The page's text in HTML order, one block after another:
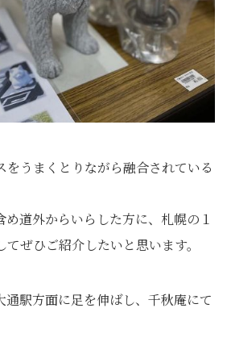
をうまくとりながら融合されている
め道外からいらした方に、札幌の１
ぜひご紹介したいと思います。
通駅方面に足を伸ばし、千秋庵にて